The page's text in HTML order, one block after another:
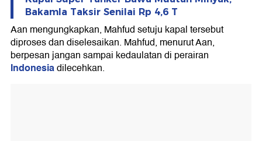
Bakamla Taksir Senilai Rp 4,6 T
Aan mengungkapkan, Mahfud setuju kapal tersebut
diproses dan diselesaikan. Mahfud, menurut Aan,
berpesan jangan sampai kedaulatan di perairan
Indonesiadilecehkan.